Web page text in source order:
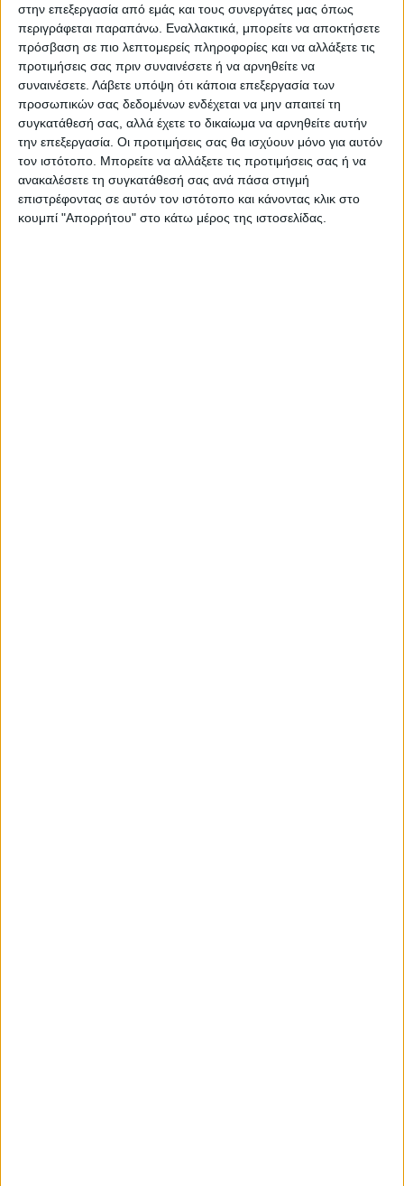
στην επεξεργασία από εμάς και τους συνεργάτες μας όπως
περιγράφεται παραπάνω. Εναλλακτικά, μπορείτε να αποκτήσετε
πρόσβαση σε πιο λεπτομερείς πληροφορίες και να αλλάξετε τις
προτιμήσεις σας πριν συναινέσετε ή να αρνηθείτε να
συναινέσετε. Λάβετε υπόψη ότι κάποια επεξεργασία των
προσωπικών σας δεδομένων ενδέχεται να μην απαιτεί τη
συγκατάθεσή σας, αλλά έχετε το δικαίωμα να αρνηθείτε αυτήν
την επεξεργασία. Οι προτιμήσεις σας θα ισχύουν μόνο για αυτόν
τον ιστότοπο. Μπορείτε να αλλάξετε τις προτιμήσεις σας ή να
ανακαλέσετε τη συγκατάθεσή σας ανά πάσα στιγμή
επιστρέφοντας σε αυτόν τον ιστότοπο και κάνοντας κλικ στο
κουμπί "Απορρήτου" στο κάτω μέρος της ιστοσελίδας.
σίγουρος, πως ΟΛΟΙ ΜΑΖΙ μπορούμε να
κάνουμε το Δήμο Καρδίτσας, ένα δήμο
διαφορετικό, ένα δήμο ξεχωριστό, ένα
δήμο πρότυπο. Είμαστε εδώ γιατί
μπορούμε να κάνουμε πολλά. Είμαστε
σίγουροι πως θα τα καταφέρουμε.
Φιλικά ΓΕΩΡΓΙΟΣ Ν. ΚΟΝΤΑΞΗΣ
Σημαιοφόρος Π.Ν. ε.α γ. γραμματέας